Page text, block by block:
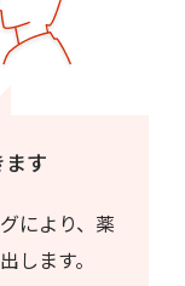
す
により、薬
します。